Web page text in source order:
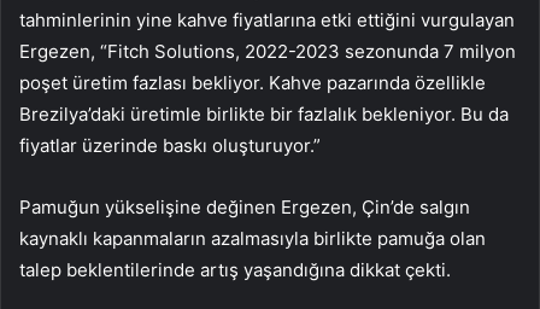
tahminlerinin yine kahve fiyatlarına etki ettiğini vurgulayan
Ergezen, “Fitch Solutions, 2022-2023 sezonunda 7 milyon
poşet üretim fazlası bekliyor. Kahve pazarında özellikle
Brezilya’daki üretimle birlikte bir fazlalık bekleniyor. Bu da
fiyatlar üzerinde baskı oluşturuyor.”
Pamuğun yükselişine değinen Ergezen, Çin’de salgın
kaynaklı kapanmaların azalmasıyla birlikte pamuğa olan
talep beklentilerinde artış yaşandığına dikkat çekti.